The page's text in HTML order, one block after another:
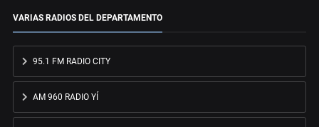
VARIAS RADIOS DEL DEPARTAMENTO
95.1 FM RADIO CITY
AM 960 RADIO YÍ